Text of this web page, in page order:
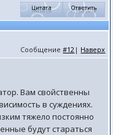
Сообщение#12 | Наверх
Вам свойственны
в суждениях.
тяжело постоянно
будут стараться